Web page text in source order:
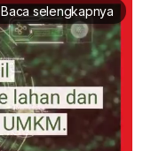
Baca selengkapnya